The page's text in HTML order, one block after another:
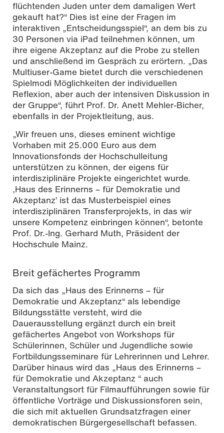
flüchtenden Juden unter dem damaligen Wert
gekauft hat?“ Dies ist eine der Fragen im
interaktiven „Entscheidungsspiel“, an dem bis zu
30 Personen via iPad teilnehmen können, um
ihre eigene Akzeptanz auf die Probe zu stellen
und anschließend im Gespräch zu erörtern. „Das
Multiuser-Game bietet durch die verschiedenen
Spielmodi Möglichkeiten der individuellen
Reflexion, aber auch der intensiven Diskussion in
der Gruppe“, führt Prof. Dr. Anett Mehler-Bicher,
ebenfalls in der Projektleitung, aus.
„Wir freuen uns, dieses eminent wichtige
Vorhaben mit 25.000 Euro aus dem
Innovationsfonds der Hochschulleitung
unterstützen zu können, der eigens für
interdisziplinäre Projekte eingerichtet wurde.
‚Haus des Erinnerns – für Demokratie und
Akzeptanz’ ist das Musterbeispiel eines
interdisziplinären Transferprojekts, in das wir
unsere Kompetenz einbringen können“, betonte
Prof. Dr.-Ing. Gerhard Muth, Präsident der
Hochschule Mainz.
Breit gefächertes Programm
Da sich das „Haus des Erinnerns – für
Demokratie und Akzeptanz“ als lebendige
Bildungsstätte versteht, wird die
Dauerausstellung ergänzt durch ein breit
gefächertes Angebot von Workshops für
Schülerinnen, Schüler und Jugendliche sowie
Fortbildungsseminare für Lehrerinnen und Lehrer.
Darüber hinaus wird das „Haus des Erinnerns –
für Demokratie und Akzeptanz “ auch
Veranstaltungsort für Filmaufführungen sowie für
öffentliche Vorträge und Diskussionsforen sein,
die sich mit aktuellen Grundsatzfragen einer
demokratischen Bürgergesellschaft befassen.